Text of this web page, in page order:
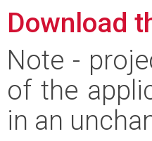
Download
Note -
of the
in an